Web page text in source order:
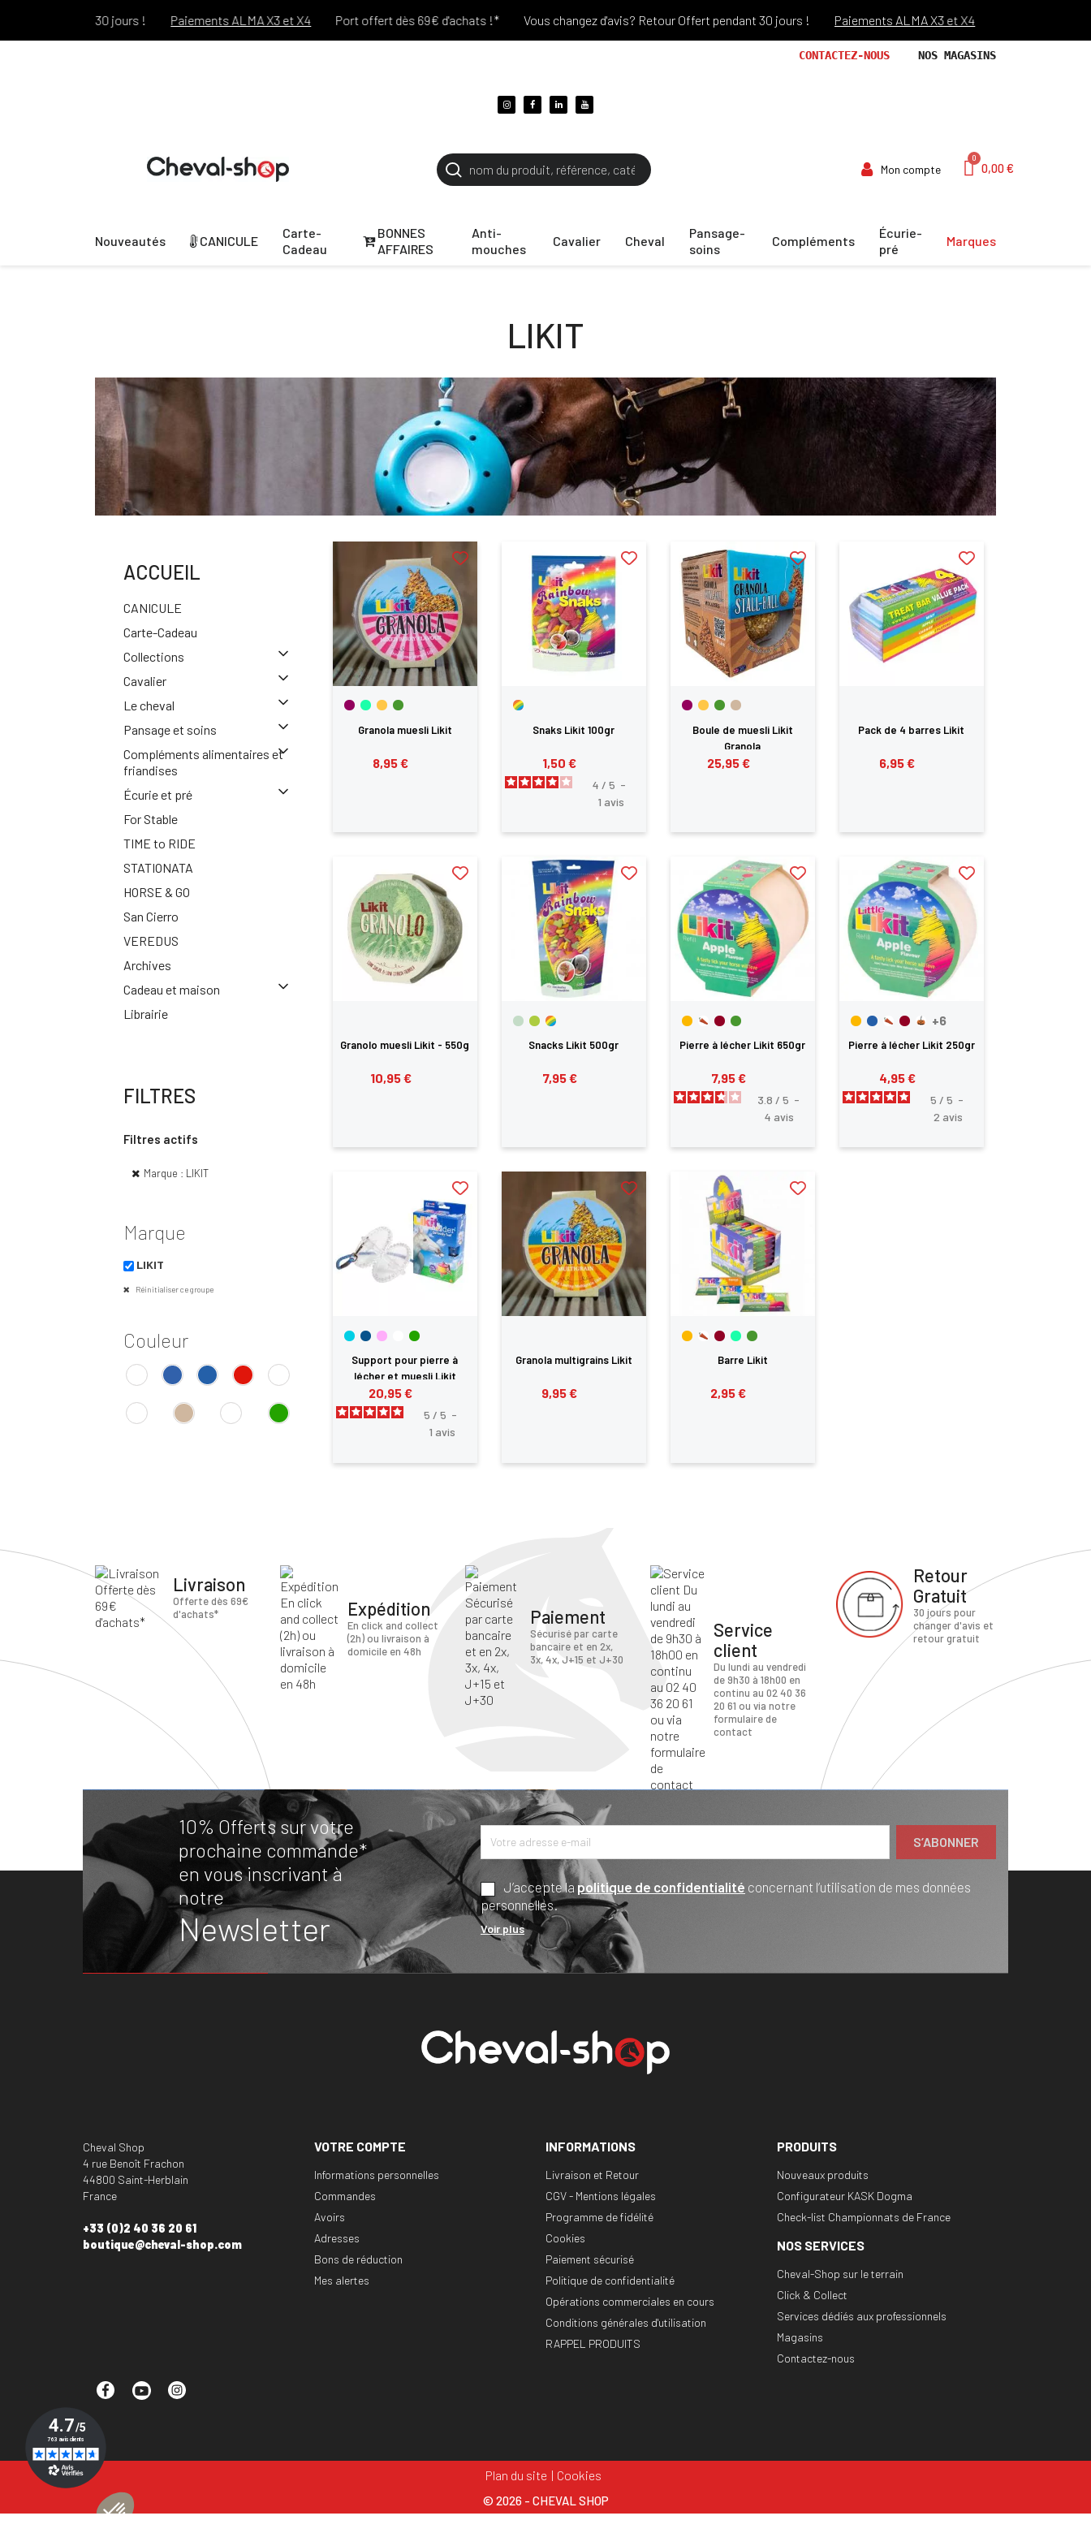
pendant 30 jours ! Paiements ALMA X3 et X4 Port offert dès 69€ d'achats !* Vous changez d'avis? Retour Offert pendant 30 jours ! Paiements ALMA X3 et X4 Port offert dès 69€
CONTACTEZ-NOUS NOS MAGASINS
Mon compte 0,00 €
Nouveautés CANICULE
Carte-
Cadeau
BONNES
AFFAIRES
Anti-
mouches
Cavalier Cheval
Pansage-
soins
Compléments
Écurie-
pré
Marques
LIKIT
ACCUEIL
CANICULE
Carte-Cadeau
Collections
Cavalier
Le cheval
Pansage et soins
Compléments alimentaires et
friandises
Écurie et pré
For Stable
TIME to RIDE
STATIONATA
HORSE & GO
San Cierro
VEREDUS
Archives
Cadeau et maison
Librairie
FILTRES
Filtres actifs
Marque : LIKIT
Marque
LIKIT
Réinitialiser ce groupe
Couleur
Granola muesli Likit
8,95 €
Snaks Likit 100gr
1,50 €
4 / 5 -
1 avis
Boule de muesli Likit
Granola
25,95 €
Pack de 4 barres Likit
6,95 €
Granolo muesli Likit - 550g
10,95 €
Snacks Likit 500gr
7,95 €
Pierre à lécher Likit 650gr
7,95 €
3.8 / 5 -
4 avis
+6
Pierre à lécher Likit 250gr
4,95 €
5 / 5 -
2 avis
Support pour pierre à
lécher et muesli Likit
20,95 €
5 / 5 -
1 avis
Granola multigrains Likit
9,95 €
Barre Likit
2,95 €
Livraison
Offerte dès 69€
d'achats*
Expédition
En click and collect
(2h) ou livraison à
domicile en 48h
Paiement
Sécurisé par carte
bancaire et en 2x,
3x, 4x, J+15 et J+30
Service
client
Du lundi au vendredi
de 9h30 à 18h00 en
continu au 02 40 36
20 61 ou via notre
formulaire de
contact
Retour
Gratuit
30 jours pour
changer d'avis et
retour gratuit
10% Offerts sur votre
prochaine commande*
en vous inscrivant à
notre
Newsletter
J’accepte la politique de confidentialité concernant l’utilisation de mes données
personnelles.
Voir plus
Cheval Shop
4 rue Benoît Frachon
44800 Saint-Herblain
France
+33 (0)2 40 36 20 61
boutique@cheval-shop.com
VOTRE COMPTE
Informations personnelles
Commandes
Avoirs
Adresses
Bons de réduction
Mes alertes
INFORMATIONS
Livraison et Retour
CGV - Mentions légales
Programme de fidélité
Cookies
Paiement sécurisé
Politique de confidentialité
Opérations commerciales en cours
Conditions générales d'utilisation
RAPPEL PRODUITS
PRODUITS
Nouveaux produits
Configurateur KASK Dogma
Check-list Championnats de France
NOS SERVICES
Cheval-Shop sur le terrain
Click & Collect
Services dédiés aux professionnels
Magasins
Contactez-nous
FacebookYouTube
Plan du site Cookies
© 2026 - CHEVAL SHOP
Vous devez être connecté pour enregistrer des produits dans votre liste
d'envie
SE CONNECTER